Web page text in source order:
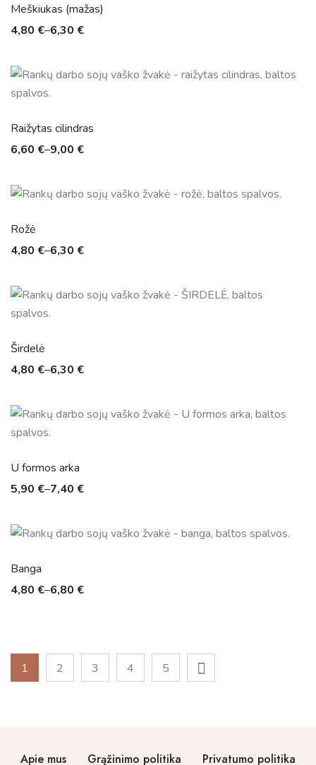
Meškiukas (mažas)
4,80 €–6,30 €
Raižytas cilindras
6,60 €–9,00 €
Rožė
4,80 €–6,30 €
Širdelė
4,80 €–6,30 €
U formos arka
5,90 €–7,40 €
Banga
4,80 €–6,80 €
1 2 3 4 5
Apie mus Grąžinimo politika Privatumo politika